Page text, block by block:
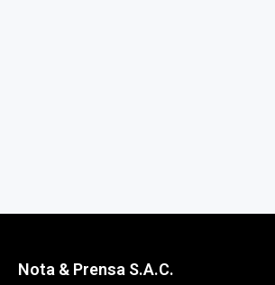
Nota & Prensa S.A.C.